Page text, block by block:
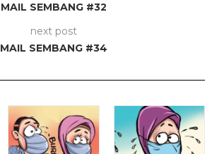
MAIL SEMBANG #32
next post
MAIL SEMBANG #34